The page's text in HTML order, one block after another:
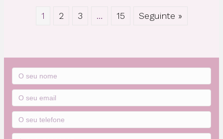
1 2 3 … 15 Seguinte »